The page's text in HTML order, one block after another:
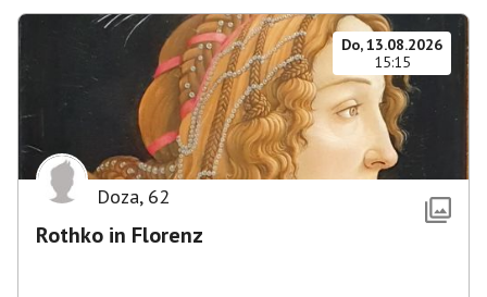
Do, 13.08.2026
15:15
Doza, 62
Rothko in Florenz